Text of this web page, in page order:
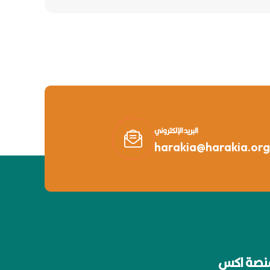
البريد الإلكتروني
اكس